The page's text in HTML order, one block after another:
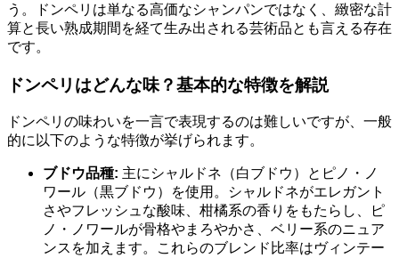
う。ドンペリは単なる高価なシャンパンではなく、緻密な計
算と長い熟成期間を経て生み出される芸術品とも言える存在
です。
ドンペリはどんな味？基本的な特徴を解説
ドンペリの味わいを一言で表現するのは難しいですが、一般
的に以下のような特徴が挙げられます。
ブドウ品種: 主にシャルドネ（白ブドウ）とピノ・ノ
ワール（黒ブドウ）を使用。シャルドネがエレガント
さやフレッシュな酸味、柑橘系の香りをもたらし、ピ
ノ・ノワールが骨格やまろやかさ、ベリー系のニュア
ンスを加えます。これらのブレンド比率はヴィンテー